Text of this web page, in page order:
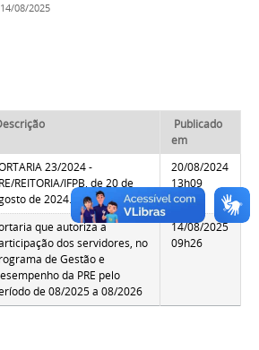
14/08/2025
Publicado
em
23/2024 -
REITORIA/IFPB, de 20 de
de 2024.
20/08/2024
13h09
que autoriza a
dos servidores, no
de Gestão e
da PRE pelo
de 08/2025 a 08/2026
14/08/2025
09h26